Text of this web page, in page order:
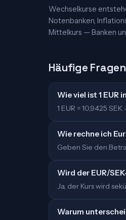
Wechselkurse
Notenbanken,
Mittelkurs — Banken
Häufige Fragen
Wie viel ist 1 EUR
1 EUR = 10,9425
Wie rechne ich
Geben Sie den
Wird der EUR/
Ja, der Kurs wird
Warum